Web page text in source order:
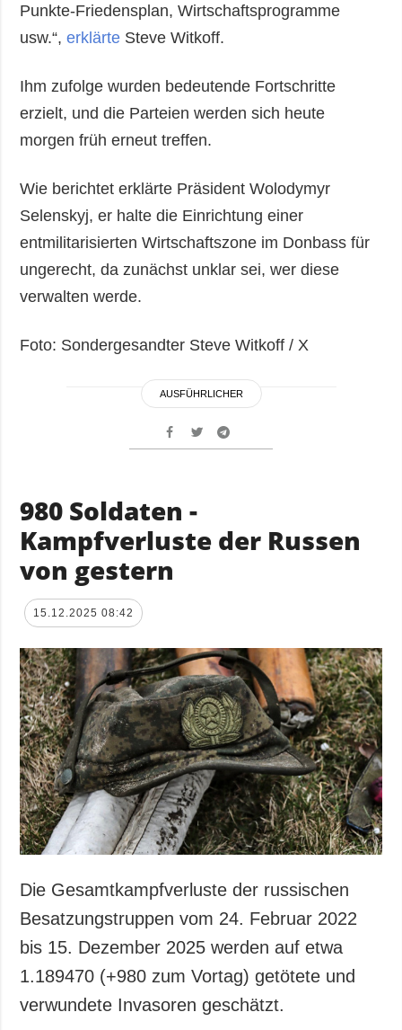
Punkte-Friedensplan, Wirtschaftsprogramme
usw.“,erklärte Steve Witkoff.
Ihm zufolge wurden bedeutende Fortschritte
erzielt, und die Parteien werden sich heute
morgen früh erneut treffen.
Wie berichtet erklärte Präsident Wolodymyr
Selenskyj, er halte die Einrichtung einer
entmilitarisierten Wirtschaftszone im Donbass für
ungerecht, da zunächst unklar sei, wer diese
verwalten werde.
Foto: Sondergesandter Steve Witkoff / X
AUSFÜHRLICHER
980 Soldaten -
Kampfverluste der Russen
von gestern
15.12.2025 08:42
Die Gesamtkampfverluste der russischen
Besatzungstruppen vom 24. Februar 2022
bis 15. Dezember 2025 werden auf etwa
1.189470 (+980 zum Vortag) getötete und
verwundete Invasoren geschätzt.